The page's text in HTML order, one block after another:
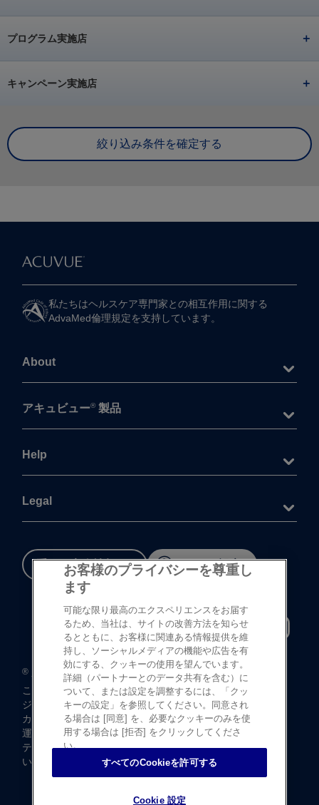
プログラム実施店
キャンペーン実施店
私たちは​ヘルスケア専門家との​相互作用に​関する​
AdvaMed倫理規定を​支持しています。
About
アキュビュー® 製品
Help
Legal
重要な​安全情報 Cookie 設定
® 登録商標©Johnson & Johnson K.K. 1997-2026
この​サイトならびに​サイト内の​コンテンツは、​
ジョンソン・ エンド・ ジョンソン株式会社 ビジョンケア
カンパニーに​よって、​日本国内向けに​制作・ ​
運営されています。
テキストデータならびに​画像データの​無断転載は​お断り​
いたします。
お客様のプライバシーを尊重し
ます
可能な限り最高のエクスペリエンスをお届す
るため、当社は、サイトの改善方法を知らせ
るとともに、お客様に関連ある情報提供を維
持し、ソーシャルメディアの機能や広告を有
効にする、クッキーの使用を望んでいます。
詳細（パートナーとのデータ共有を含む）に
ついて、または設定を調整するには、「クッ
キーの設定」を参照してください。同意され
る場合は [同意] を、必要なクッキーのみを使
用する場合は [拒否] をクリックしてくださ
い。
Cookie 設定
すべてのCookieを許可する